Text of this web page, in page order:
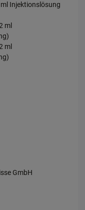
Injektionslösung
ml
ml
GmbH